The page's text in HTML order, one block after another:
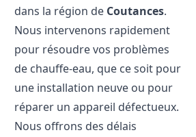
dans la région de Coutances.
Nous intervenons rapidement
pour résoudre vos problèmes
de chauffe-eau, que ce soit pour
une installation neuve ou pour
réparer un appareil défectueux.
Nous offrons des délais